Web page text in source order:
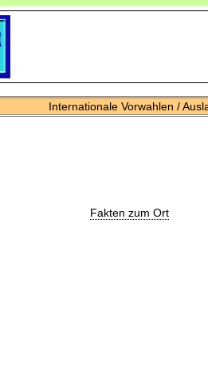
Internationale Vorwahlen /
Fakten zum Ort